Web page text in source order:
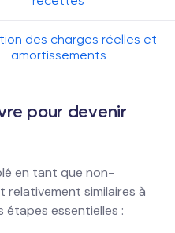
des charges réelles et
amortissements
pour devenir
en tant que non-
relativement similaires à
étapes essentielles :